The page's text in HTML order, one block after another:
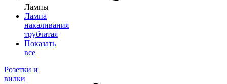
Лампы
Лампа
накаливания
трубчатая
Показать
все
Розетки и
вилки